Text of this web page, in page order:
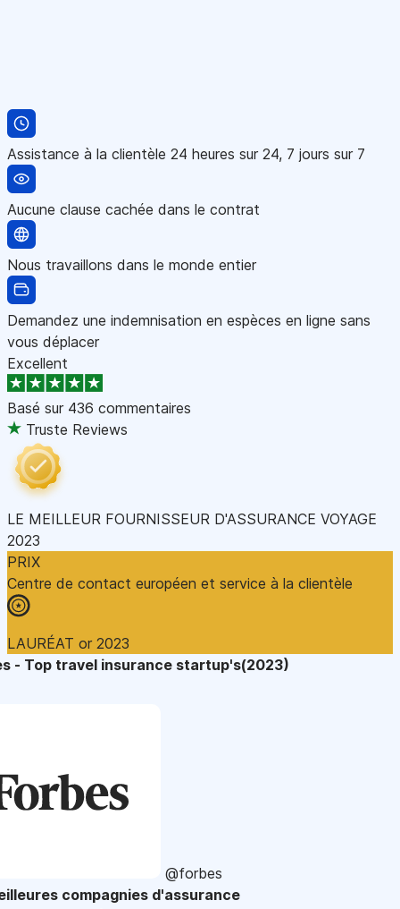
Assistance à la clientèle 24 heures sur 24, 7 jours sur 7
Aucune clause cachée dans le contrat
Nous travaillons dans le monde entier
Demandez une indemnisation en espèces en ligne sans
vous déplacer
Excellent
Basé sur 436 commentaires
Truste Reviews
LE MEILLEUR FOURNISSEUR D'ASSURANCE VOYAGE
2023
PRIX
Centre de contact européen et service à la clientèle
LAURÉAT or 2023
- Top travel insurance startup's(2023)
@forbes
compagnies d'assurance